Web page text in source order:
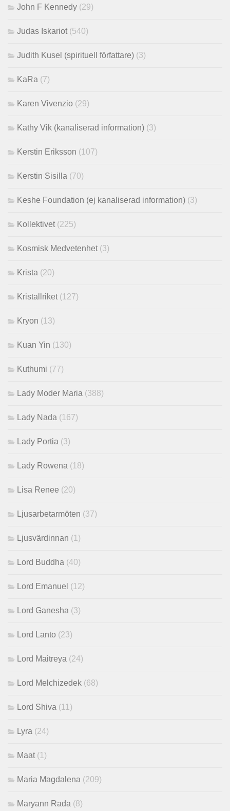
John F Kennedy (29)
Judas Iskariot (540)
Judith Kusel (spirituell författare) (3)
KaRa (7)
Karen Vivenzio (29)
Kathy Vik (kanaliserad information) (3)
Kerstin Eriksson (107)
Kerstin Sisilla (70)
Keshe Foundation (ej kanaliserad information) (3)
Kollektivet (225)
Kosmisk Medvetenhet (3)
Krista (20)
Kristallriket (127)
Kryon (13)
Kuan Yin (130)
Kuthumi (77)
Lady Moder Maria (388)
Lady Nada (167)
Lady Portia (3)
Lady Rowena (18)
Lisa Renee (20)
Ljusarbetarmöten (37)
Ljusvärdinnan (1)
Lord Buddha (40)
Lord Emanuel (12)
Lord Ganesha (3)
Lord Lanto (23)
Lord Maitreya (24)
Lord Melchizedek (68)
Lord Shiva (11)
Lyra (24)
Maat (1)
Maria Magdalena (209)
Maryann Rada (8)